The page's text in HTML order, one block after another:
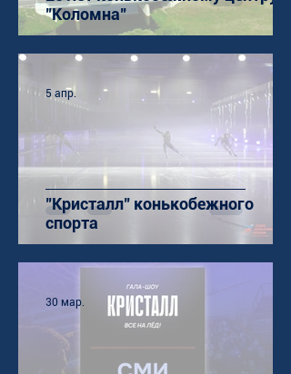
"Коломна"
"Кристалл" конькобежного
спорта
5 апр.
30 мар.